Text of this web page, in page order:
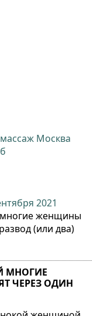
Москва
2021
многие женщины
(или два)
МНОГИЕ
ЧЕРЕЗ ОДИН